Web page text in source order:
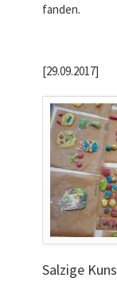
fanden.
[29.09.2017]
Salzige